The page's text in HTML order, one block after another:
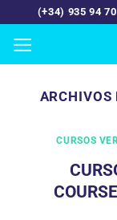
contenido
(+34) 935 94
ARCHIVOS
CURSOS